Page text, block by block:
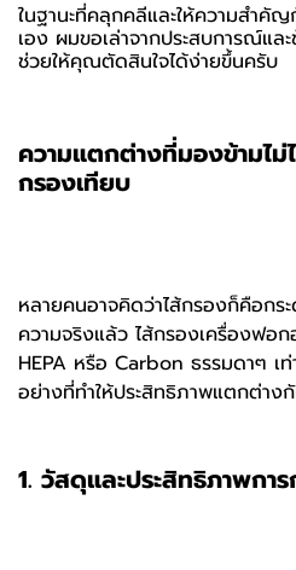
ในฐานะที่คลุกคลีและให้ความสำ
เอง ผมขอเล่าจากประสบการณ์แล
ช่วยให้คุณตัดสินใจได้ง่ายขึ้นครับ
ความแตกต่างที่มองข้ามไม่
กรองเทียบ
หลายคนอาจคิดว่าไส้กรองก็คือก
ความจริงแล้ว ไส้กรองเครื่องฟอ
HEPA หรือ Carbon ธรรมดาๆ
อย่างที่ทำให้ประสิทธิภาพแตกต่าง
1. วัสดุและประสิทธิภาพกา